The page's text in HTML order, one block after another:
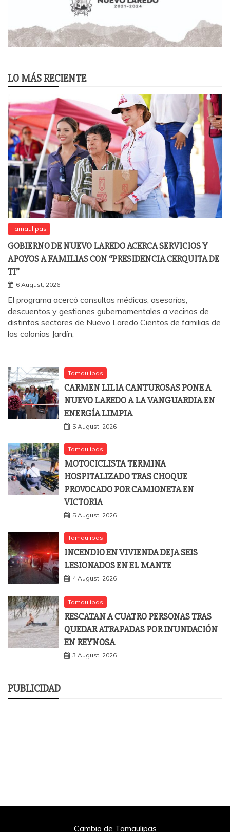
LO MÁS RECIENTE
Tamaulipas
GOBIERNO DE NUEVO LAREDO ACERCA SERVICIOS Y
APOYOS A FAMILIAS CON “PRESIDENCIA CERQUITA DE
TI”
6 August, 2026
El programa acercó consultas médicas, asesorías,
descuentos y gestiones gubernamentales a vecinos de
distintos sectores de Nuevo Laredo Cientos de familias de
las colonias Jardín,
Tamaulipas
CARMEN LILIA CANTUROSAS PONE A
NUEVO LAREDO A LA VANGUARDIA EN
ENERGÍA LIMPIA
5 August, 2026
Tamaulipas
MOTOCICLISTA TERMINA
HOSPITALIZADO TRAS CHOQUE
PROVOCADO POR CAMIONETA EN
VICTORIA
5 August, 2026
Tamaulipas
INCENDIO EN VIVIENDA DEJA SEIS
LESIONADOS EN EL MANTE
4 August, 2026
Tamaulipas
RESCATAN A CUATRO PERSONAS TRAS
QUEDAR ATRAPADAS POR INUNDACIÓN
EN REYNOSA
3 August, 2026
PUBLICIDAD
Cambio de Tamaulipas